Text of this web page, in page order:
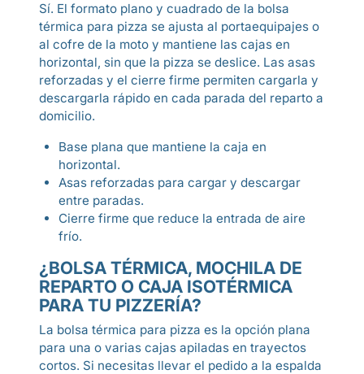
Sí. El formato plano y cuadrado de la bolsa
térmica para pizza se ajusta al portaequipajes o
al cofre de la moto y mantiene las cajas en
horizontal, sin que la pizza se deslice. Las asas
reforzadas y el cierre firme permiten cargarla y
descargarla rápido en cada parada del reparto a
domicilio.
Base plana que mantiene la caja en
horizontal.
Asas reforzadas para cargar y descargar
entre paradas.
Cierre firme que reduce la entrada de aire
frío.
¿BOLSA TÉRMICA, MOCHILA DE
REPARTO O CAJA ISOTÉRMICA
PARA TU PIZZERÍA?
La bolsa térmica para pizza es la opción plana
para una o varias cajas apiladas en trayectos
cortos. Si necesitas llevar el pedido a la espalda